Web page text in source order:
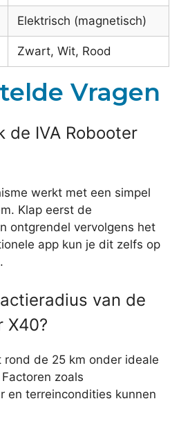
Elektrisch (magnetisch)
Zwart, Wit, Rood
Vragen
de IVA Robooter
werkt met een simpel
Klap eerst de
ontgrendel vervolgens het
app kun je dit zelfs op
van de
X40?
rond de 25 km onder ideale
zoals
en terreincondities kunnen